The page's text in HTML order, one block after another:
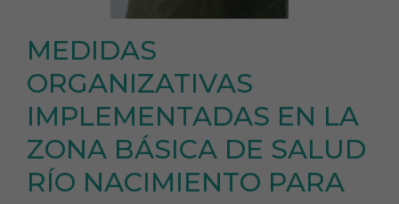
MEDIDAS
ORGANIZATIVAS
IMPLEMENTADAS EN LA
ZONA BÁSICA DE SALUD
RÍO NACIMIENTO PARA